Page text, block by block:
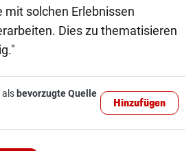
solchen Erlebnissen
Dies zu thematisieren
als bevorzugte Quelle
Hinzufügen